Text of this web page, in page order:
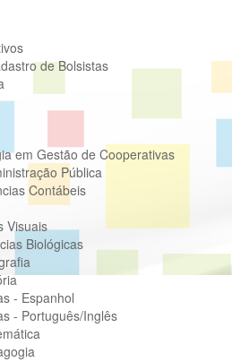
de Bolsistas
em Gestão de Cooperativas
Pública
Contábeis
Visuais
Biológicas
- Espanhol
- Português/Inglês